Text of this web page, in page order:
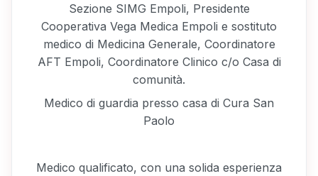
Sezione SIMG Empoli, Presidente
Cooperativa Vega Medica Empoli e sostituto
medico di Medicina Generale, Coordinatore
AFT Empoli, Coordinatore Clinico c/o Casa di
comunità.
Medico di guardia presso casa di Cura San
Paolo
Medico qualificato, con una solida esperienza